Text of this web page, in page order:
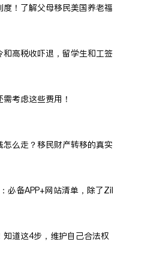
！了解父母移民美国养老福
高税收吓退，留学生和工签
考虑这些费用！
么走？移民财产转移的真实
必备APP+网站清单，除了Zil
道这4步，维护自己合法权